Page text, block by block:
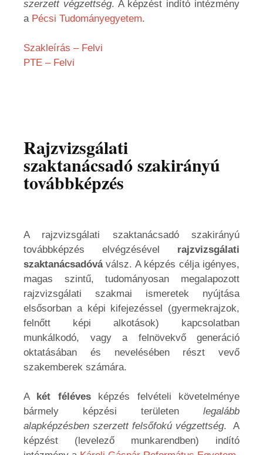
szerzett végzettség. A képzést indító intézmény
a Pécsi Tudományegyetem.
Szakleírás – Felvi
PTE – Felvi
Rajzvizsgálati
szaktanácsadó szakirányú
továbbképzés
A rajzvizsgálati szaktanácsadó szakirányú
továbbképzés elvégzésével rajzvizsgálati
szaktanácsadóváválsz. A képzés célja igényes,
magas szintű, tudományosan megalapozott
rajzvizsgálati szakmai ismeretek nyújtása
elsősorban a képi kifejezéssel (gyermekrajzok,
felnőtt képi alkotások) kapcsolatban
munkálkodó, vagy a felnövekvő generáció
oktatásában és nevelésében részt vevő
szakemberek számára.
A két félévesképzés felvételi követelménye
bármely képzési területen legalább
alapképzésben szerzett felsőfokú végzettség. A
képzést (levelező munkarendben) indító